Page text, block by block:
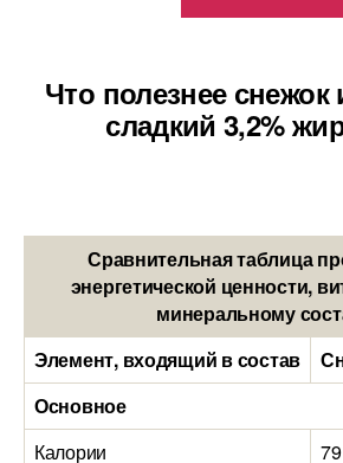
Что полезнее снежок
сладкий 3,2%
Сравнительная таблица
энергетической ценности,
минеральному
Элемент, входящий в состав
Основное
Калории